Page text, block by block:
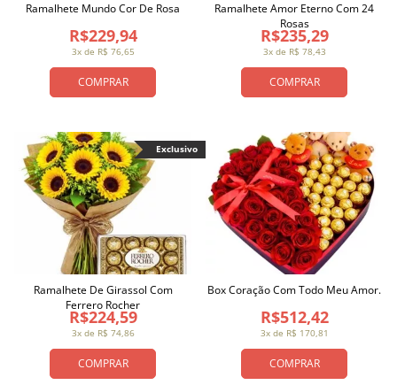
COMPRAR
3x de R$ 76,65
R$229,94
Ramalhete Mundo Cor De Rosa
COMPRAR
3x de R$ 78,43
R$235,29
Ramalhete Amor Eterno Com 24
Rosas
COMPRAR
3x de R$ 74,86
R$224,59
Ramalhete De Girassol Com
Ferrero Rocher
Exclusivo
COMPRAR
3x de R$ 170,81
R$512,42
Box Coração Com Todo Meu Amor.